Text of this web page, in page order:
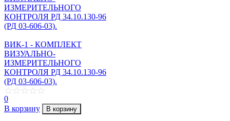
ВИК-1 - КОМПЛЕКТ
ВИЗУАЛЬНО-
ИЗМЕРИТЕЛЬНОГО
КОНТРОЛЯ РД 34.10.130-96
(РД 03-606-03).
0
В корзину
В корзину